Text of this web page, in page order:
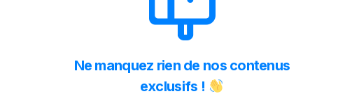
Ne manquez rien de nos contenus
exclusifs !